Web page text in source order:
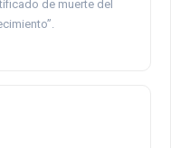
de muerte del